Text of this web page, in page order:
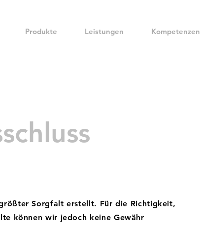
Produkte Leistungen Kompetenzen
Sorgfalt erstellt. Für die Richtigkeit,
können wir jedoch keine Gewähr